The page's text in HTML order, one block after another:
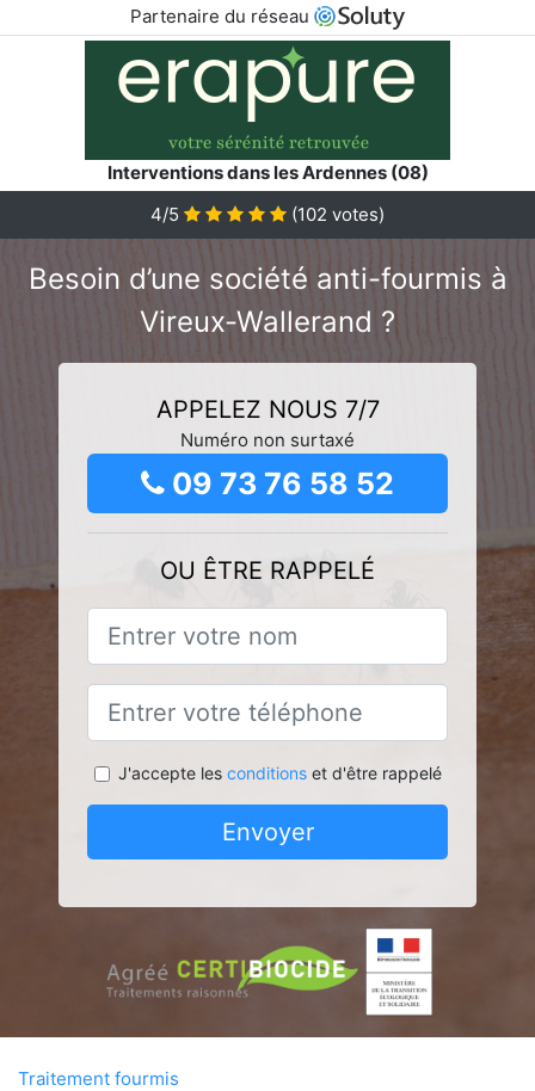
Partenaire du réseau
Interventions dans les Ardennes (08)
4/5
(102 votes)
Besoin d’une société anti-fourmis à
Vireux-Wallerand ?
APPELEZ NOUS 7/7
Numéro non surtaxé
09 73 76 58 52
OU ÊTRE RAPPELÉ
J'accepte les conditionset d'être rappelé
Envoyer
Traitement fourmis